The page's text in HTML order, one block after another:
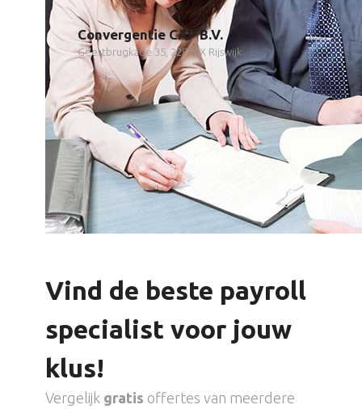
Convergentie CAP B.V.
Geestbrugkade 35, 2281CX Rijswijk
Vind de beste payroll
specialist voor jouw
klus!
Vergelijk gratis offertes van meerdere